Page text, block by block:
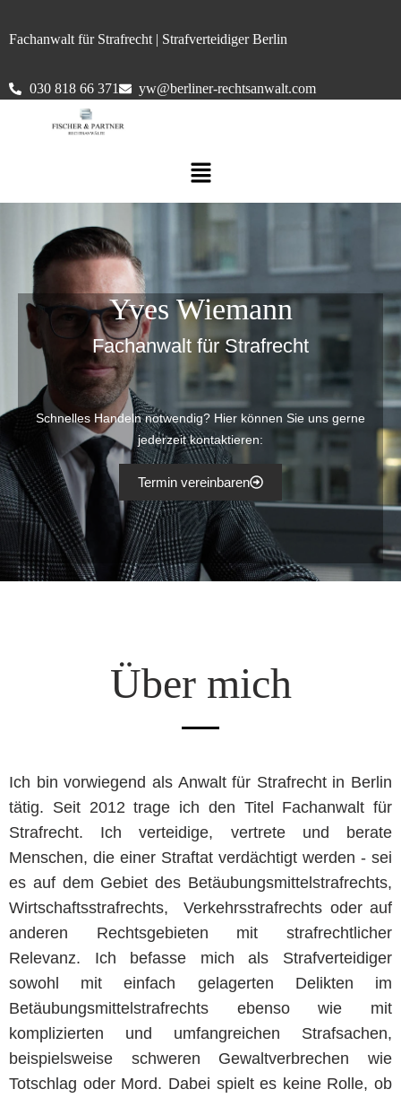
Fachanwalt für Strafrecht | Strafverteidiger Berlin
030 818 66 371 yw@berliner-rechtsanwalt.com
Yves Wiemann
Fachanwalt für Strafrecht
Schnelles Handeln notwendig? Hier können Sie uns gerne
jederzeit kontaktieren:
Termin vereinbaren
Über mich
Ich bin vorwiegend als Anwalt für Strafrecht in Berlin
tätig. Seit 2012 trage ich den Titel Fachanwalt für
Strafrecht. Ich verteidige, vertrete und berate
Menschen, die einer Straftat verdächtigt werden - sei
es auf dem Gebiet des Betäubungsmittelstrafrechts,
Wirtschaftsstrafrechts, Verkehrsstrafrechts oder auf
anderen Rechtsgebieten mit strafrechtlicher
Relevanz. Ich befasse mich als Strafverteidiger
sowohl mit einfach gelagerten Delikten im
Betäubungsmittelstrafrechts ebenso wie mit
komplizierten und umfangreichen Strafsachen,
beispielsweise schweren Gewaltverbrechen wie
Totschlag oder Mord. Dabei spielt es keine Rolle, ob